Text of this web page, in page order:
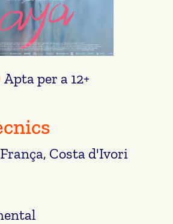
Apta per a 12+
Costa d'Ivori